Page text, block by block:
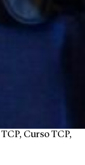
TCP, Curso TCP,